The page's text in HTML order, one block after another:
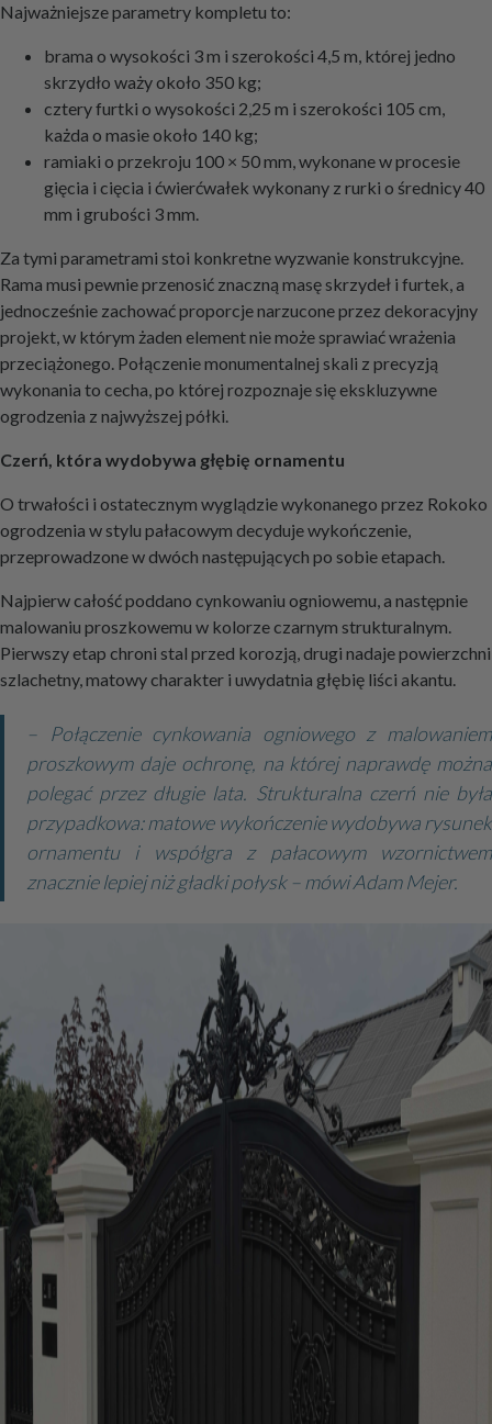
Najważniejsze parametry kompletu to:
brama o wysokości 3 m i szerokości 4,5 m, której jedno
skrzydło waży około 350 kg;
cztery furtki o wysokości 2,25 m i szerokości 105 cm,
każda o masie około 140 kg;
ramiaki o przekroju 100 × 50 mm, wykonane w procesie
gięcia i cięcia i ćwierćwałek wykonany z rurki o średnicy 40
mm i grubości 3 mm.
Za tymi parametrami stoi konkretne wyzwanie konstrukcyjne.
Rama musi pewnie przenosić znaczną masę skrzydeł i furtek, a
jednocześnie zachować proporcje narzucone przez dekoracyjny
projekt, w którym żaden element nie może sprawiać wrażenia
przeciążonego. Połączenie monumentalnej skali z precyzją
wykonania to cecha, po której rozpoznaje się ekskluzywne
ogrodzenia z najwyższej półki.
Czerń, która wydobywa głębię ornamentu
O trwałości i ostatecznym wyglądzie wykonanego przez Rokoko
ogrodzenia w stylu pałacowym decyduje wykończenie,
przeprowadzone w dwóch następujących po sobie etapach.
Najpierw całość poddano cynkowaniu ogniowemu, a następnie
malowaniu proszkowemu w kolorze czarnym strukturalnym.
Pierwszy etap chroni stal przed korozją, drugi nadaje powierzchni
szlachetny, matowy charakter i uwydatnia głębię liści akantu.
– Połączenie cynkowania ogniowego z malowaniem
proszkowym daje ochronę, na której naprawdę można
polegać przez długie lata. Strukturalna czerń nie była
przypadkowa: matowe wykończenie wydobywa rysunek
ornamentu i współgra z pałacowym wzornictwem
znacznie lepiej niż gładki połysk – mówi Adam Mejer.